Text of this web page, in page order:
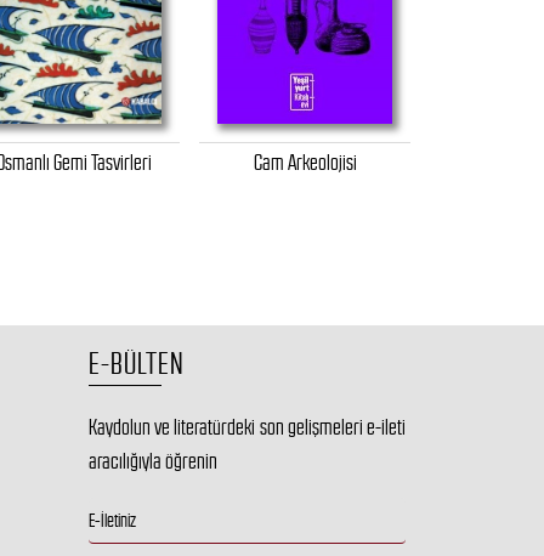
Gemi Tasvirleri Cam Arkeolojisi
E-BÜLTEN
Kaydolun ve literatürdeki son gelişmeleri e-ileti
aracılığıyla öğrenin